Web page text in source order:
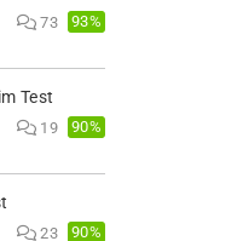
73 93%
Test
19 90%
23 90%